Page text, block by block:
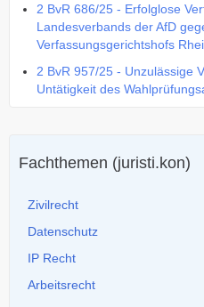
2 BvR 686/25 - Erfolglose
Landesverbands der AfD
Verfassungsgerichtshofs
2 BvR 957/25 - Unzulässige
Untätigkeit des
Fachthemen (juristi.kon)
Zivilrecht
Datenschutz
IP Recht
Arbeitsrecht